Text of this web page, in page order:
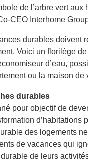
de l’arbre vert
CEO Interhome
durables doivent
Voici un florilège
d’eau,
ou la maison
durables
pour objectif de
d’habitations
des logements
de vacances qui
de leurs